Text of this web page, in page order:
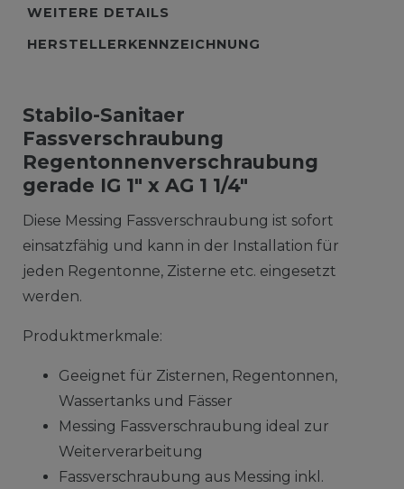
WEITERE DETAILS
HERSTELLERKENNZEICHNUNG
Stabilo-Sanitaer
Fassverschraubung
Regentonnenverschraubung
gerade IG 1" x AG 1 1/4"
Diese Messing Fassverschraubung ist sofort
einsatzfähig und kann in der Installation für
jeden Regentonne, Zisterne etc. eingesetzt
werden.
Produktmerkmale:
Geeignet für Zisternen, Regentonnen,
Wassertanks und Fässer
Messing Fassverschraubung ideal zur
Weiterverarbeitung
Fassverschraubung aus Messing inkl.